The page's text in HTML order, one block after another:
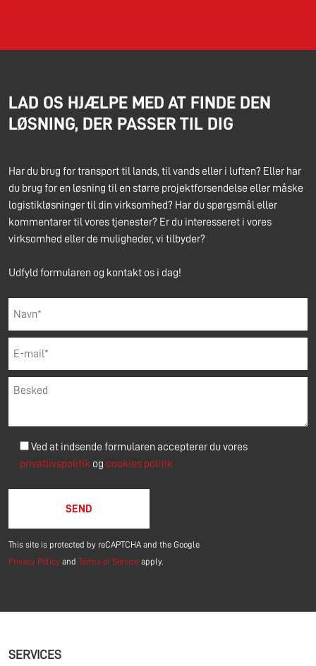
LAD OS HJÆLPE MED AT FINDE DEN
LØSNING, DER PASSER TIL DIG
Har du brug for transport til lands, til vands eller i luften? Eller har
du brug for en løsning til en større projektforsendelse eller måske
logistikløsninger til din virksomhed? Har du spørgsmål eller
kommentarer til vores tjenester? Er du interesseret i vores
virksomhed eller de muligheder, vi tilbyder?
Udfyld formularen og kontakt os i dag!
Ved at indsende formularen accepterer du vores
privatlivspolitik og cookies politik
This site is protected by reCAPTCHA and the Google
Privacy Policy and Terms of Service apply.
SERVICES